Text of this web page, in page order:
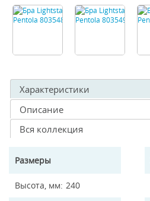
Характеристики
Описание
Вся коллекция
Размеры
Высота, мм 240